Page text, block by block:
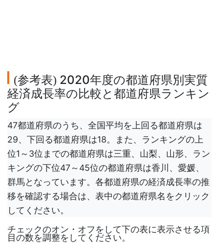
(参考表) 2020年度の都道府県別実質
経済成長率の比較と都道府県ランキン
グ
47都道府県のうち、全国平均を上回る都道府県は
29、下回る都道府県は18。また、ランキングの上
位1～3位までの都道府県は三重、山梨、山形、ラン
キングの下位47～45位の都道府県は香川、愛媛、
群馬となっています。各都道府県の経済成長率の推
移を確認する場合は、表中の都道府県名をクリック
してください。
チェックのオン・オフをして下の表に表示させる項
目の数を調整をしてください。